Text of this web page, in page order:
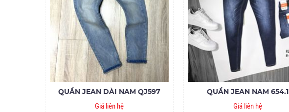
QUẦN JEAN DÀI NAM QJ597
Giá liên hệ
QUẦN JEAN NAM 654.1
Giá liên hệ